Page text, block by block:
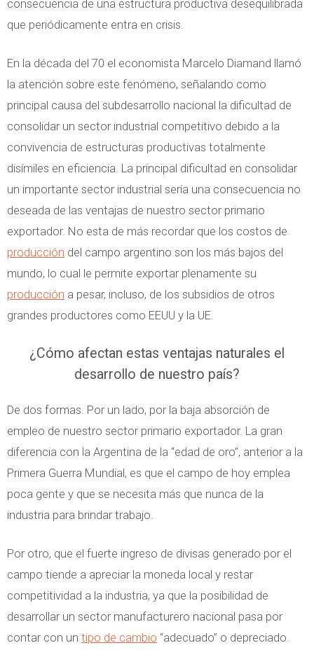
consecuencia de una estructura productiva desequilibrada
que periódicamente entra en crisis.
En la década del 70 el economista Marcelo Diamand llamó
la atención sobre este fenómeno, señalando como
principal causa del subdesarrollo nacional la dificultad de
consolidar un sector industrial competitivo debido a la
convivencia de estructuras productivas totalmente
disímiles en eficiencia. La principal dificultad en consolidar
un importante sector industrial sería una consecuencia no
deseada de las ventajas de nuestro sector primario
exportador. No esta de más recordar que los costos de
producción del campo argentino son los más bajos del
mundo, lo cual le permite exportar plenamente su
producción a pesar, incluso, de los subsidios de otros
grandes productores como EEUU y la UE.
¿Cómo afectan estas ventajas naturales el
desarrollo de nuestro país?
De dos formas. Por un lado, por la baja absorción de
empleo de nuestro sector primario exportador. La gran
diferencia con la Argentina de la “edad de oro”, anterior a la
Primera Guerra Mundial, es que el campo de hoy emplea
poca gente y que se necesita más que nunca de la
industria para brindar trabajo.
Por otro, que el fuerte ingreso de divisas generado por el
campo tiende a apreciar la moneda local y restar
competitividad a la industria, ya que la posibilidad de
desarrollar un sector manufacturero nacional pasa por
contar con un tipo de cambio “adecuado” o depreciado.